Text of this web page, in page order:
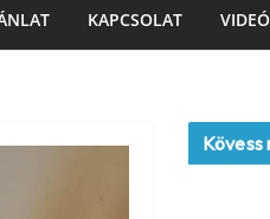
KAPCSOLAT
Kövess